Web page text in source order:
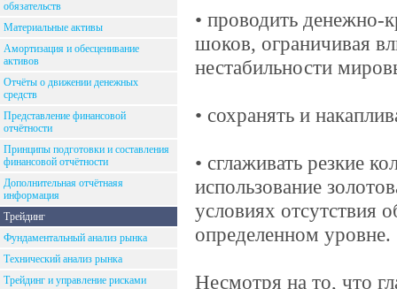
обязательств
Материальные активы
Амортизация и обесценивание
активов
Отчёты о движении денежных
средств
Представление финансовой
отчётности
Принципы подготовки и составления
финансовой отчётности
Дополнительная отчётнаяя
информация
Трейдинг
Фундаментальный анализ рынка
Технический анализ рынка
Трейдинг и управление рисками
• проводить денежно-
шоков, ограничивая
нестабильности
• сохранять и
• сглаживать резкие
использование
условиях отсутствия
определенном уровне.
Несмотря на то, что